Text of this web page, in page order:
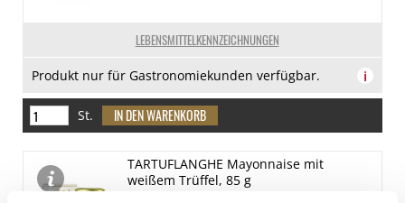
Spuren
Milch
Spuren
Spuren
LEBENSMITTELKENNZEICHNUNGEN
Produkt nur für Gastronomiekunden verfügbar. i
St.
TARTUFLANGHE Mayonnaise mit
weißem Trüffel, 85 g